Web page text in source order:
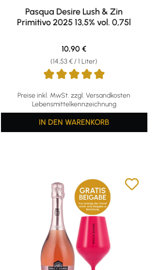
Pasqua Desire Lush & Zin
Primitivo 2025 13,5% vol. 0,75l
Preise inkl. MwSt. zzgl. Versandkosten
Lebensmittelkennzeichnung
(14,53 € / 1 Liter)
Regulärer Preis:
10,90 €
IN DEN WARENKORB